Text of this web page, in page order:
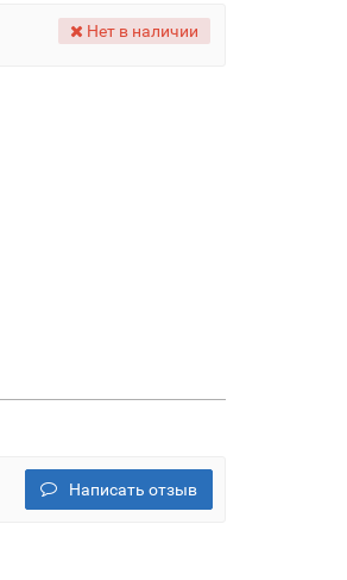
Нет в наличии
Написать отзыв